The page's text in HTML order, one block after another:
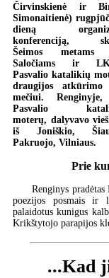
Čirvinskienė ir
Simonaitienė)
dieną
konferenciją,
Šeimos metams
Saločiams ir
Pasvalio katalikių
draugijos atkūrimo
mečiui.
Pasvalio
moterų, dalyvavo
iš Joniškio,
Pakruojo, Vilniaus.
Prie
Renginys
poezijos posmais ir
palaidotus kunigus
Krikštytojo parapijos
...Kad